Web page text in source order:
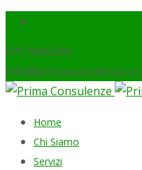
075 9920290
Skip
content
Home
Chi Siamo
Servizi